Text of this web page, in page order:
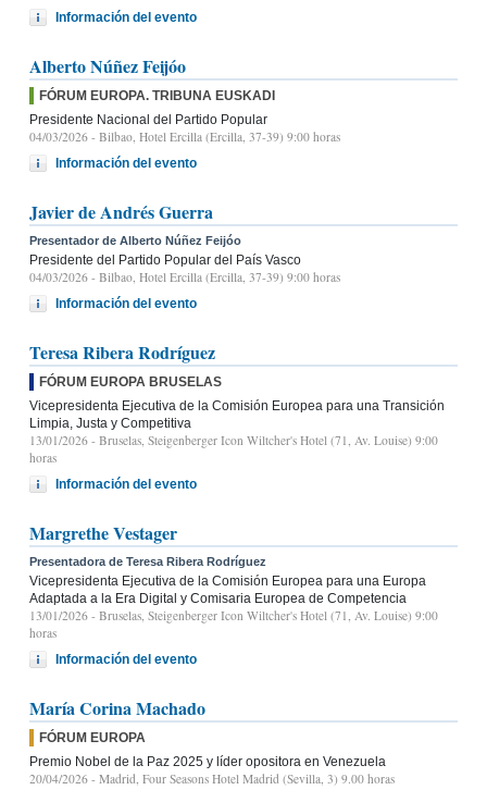
Información del evento
Alberto Núñez Feijóo
FÓRUM EUROPA. TRIBUNA EUSKADI
Presidente Nacional del Partido Popular
04/03/2026 - Bilbao, Hotel Ercilla (Ercilla, 37-39) 9:00 horas
Información del evento
Javier de Andrés Guerra
Presentador de Alberto Núñez Feijóo
Presidente del Partido Popular del País Vasco
04/03/2026 - Bilbao, Hotel Ercilla (Ercilla, 37-39) 9:00 horas
Información del evento
Teresa Ribera Rodríguez
FÓRUM EUROPA BRUSELAS
Vicepresidenta Ejecutiva de la Comisión Europea para una Transición
Limpia, Justa y Competitiva
13/01/2026 - Bruselas, Steigenberger Icon Wiltcher's Hotel (71, Av. Louise) 9:00
horas
Información del evento
Margrethe Vestager
Presentadora de Teresa Ribera Rodríguez
Vicepresidenta Ejecutiva de la Comisión Europea para una Europa
Adaptada a la Era Digital y Comisaria Europea de Competencia
13/01/2026 - Bruselas, Steigenberger Icon Wiltcher's Hotel (71, Av. Louise) 9:00
horas
Información del evento
María Corina Machado
FÓRUM EUROPA
Premio Nobel de la Paz 2025 y líder opositora en Venezuela
20/04/2026 - Madrid, Four Seasons Hotel Madrid (Sevilla, 3) 9.00 horas